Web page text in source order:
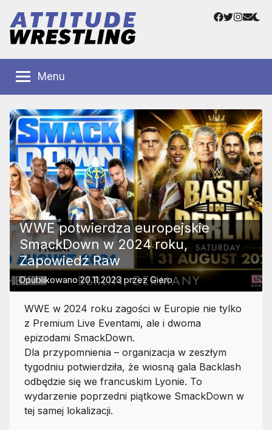
treści
Wrestling
Polska
Wrestlingu
Facebook
Twitter
Menu
WWE potwierdza europejskie
SmackDown w 2024 roku,
Zapowiedź Raw
Opublikowano20.11.2023 przezGiero
WWE w 2024 roku zagości w Europie nie tylko
z Premium Live Eventami, ale i dwoma
epizodami SmackDown.
Dla przypomnienia – organizacja w zeszłym
tygodniu potwierdziła, że wiosną gala Backlash
odbędzie się we francuskim Lyonie. To
wydarzenie poprzedni piątkowe SmackDown w
tej samej lokalizacji.